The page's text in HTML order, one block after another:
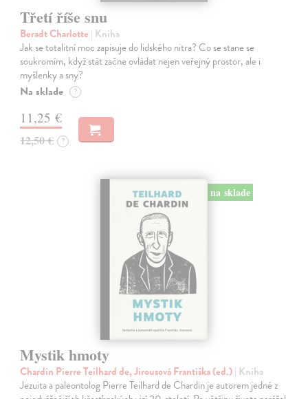
Třetí říše snu
Beradt Charlotte | Kniha
Jak se totalitní moc zapisuje do lidského nitra? Co se stane se
soukromím, když stát začne ovládat nejen veřejný prostor, ale i
myšlenky a sny?
Na sklade ?
11,25 €
12,50 € ?
na sklade
Mystik hmoty
Chardin Pierre Teilhard de, Jirousová Františka (ed.)| Kniha
Jezuita a paleontolog Pierre Teilhard de Chardin je autorem jedné z